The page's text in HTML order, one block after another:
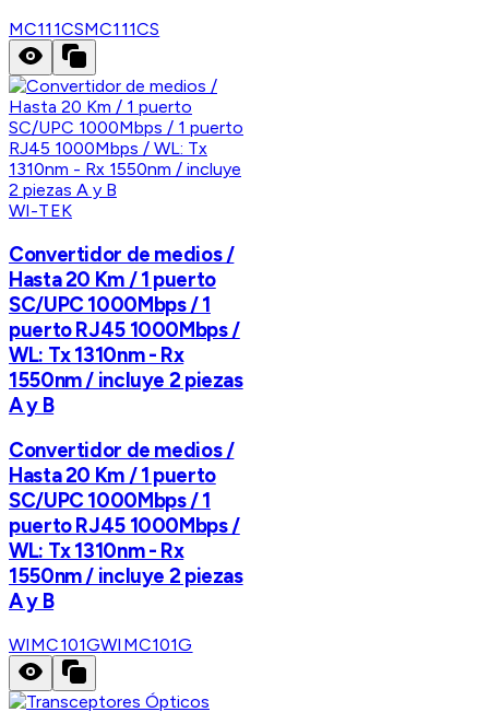
MC111CSMC111CS
WI-TEK
Convertidor de medios /
Hasta 20 Km / 1 puerto
SC/UPC 1000Mbps / 1
puerto RJ45 1000Mbps /
WL: Tx 1310nm - Rx
1550nm / incluye 2 piezas
A y B
Convertidor de medios /
Hasta 20 Km / 1 puerto
SC/UPC 1000Mbps / 1
puerto RJ45 1000Mbps /
WL: Tx 1310nm - Rx
1550nm / incluye 2 piezas
A y B
WIMC101GWIMC101G